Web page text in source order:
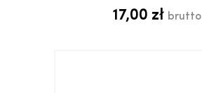
17,00 zł brutto